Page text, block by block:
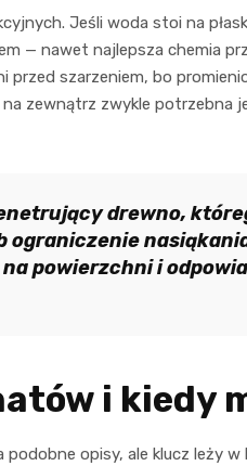
Jeśli woda stoi na
— nawet najlepsza chemia
szarzeniem, bo
zewnątrz zwykle potrzebna
drewno,
ograniczenie
powierzchni i
i kiedy
opisy, ale klucz leży w